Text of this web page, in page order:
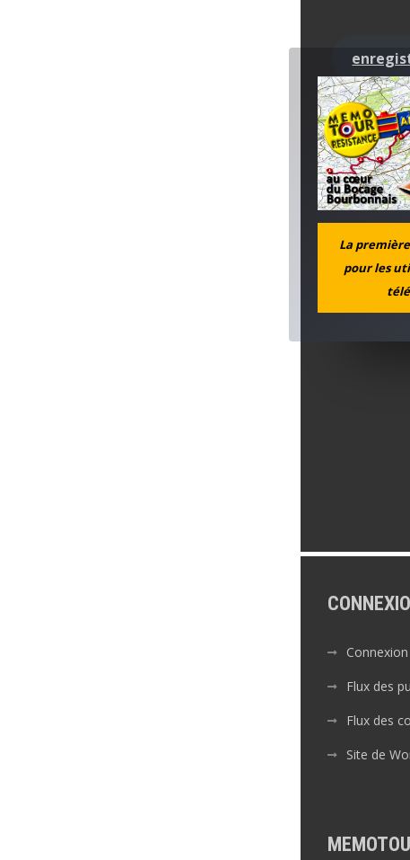
La
pour les
fonction
Connexion
Flux des
Flux des
Site de